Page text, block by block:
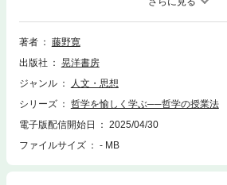
年生の「基礎演習」の授業実践から育まれた、
「哲学の授業法」！ 哲学は「わかる」もので
することは学ぶことができるとカントも言って
えることなのだから。
著者
藤野寛
出版社
晃洋書房
ジャンル
人文・思想
シリーズ
哲学を愉しく学ぶ──哲学の授業法
電子版配信開始日
2025/04/30
ファイルサイズ
- MB